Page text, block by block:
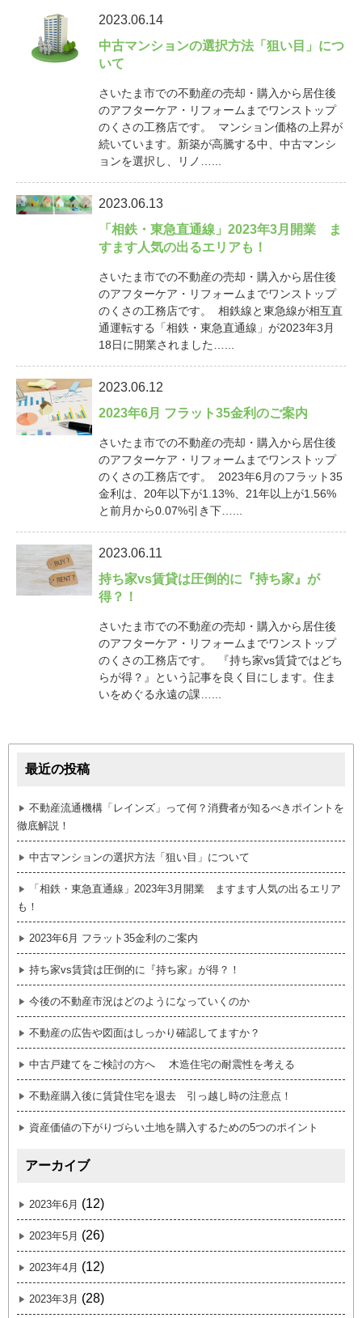
2023.06.14
中古マンションの選択方法「狙い目」につ
いて
さいたま市での不動産の売却・購入から居住後
のアフターケア・リフォームまでワンストップ
のくさの工務店です。 マンション価格の上昇が
続いています。新築が高騰する中、中古マンシ
ョンを選択し、リノ…...
2023.06.13
「相鉄・東急直通線」2023年3月開業 ま
すます人気の出るエリアも！
さいたま市での不動産の売却・購入から居住後
のアフターケア・リフォームまでワンストップ
のくさの工務店です。 相鉄線と東急線が相互直
通運転する「相鉄・東急直通線」が2023年3月
18日に開業されました…...
2023.06.12
2023年6月 フラット35金利のご案内
さいたま市での不動産の売却・購入から居住後
のアフターケア・リフォームまでワンストップ
のくさの工務店です。 2023年6月のフラット35
金利は、20年以下が1.13%、21年以上が1.56%
と前月から0.07%引き下…...
2023.06.11
持ち家vs賃貸は圧倒的に『持ち家』が
得？！
さいたま市での不動産の売却・購入から居住後
のアフターケア・リフォームまでワンストップ
のくさの工務店です。 『持ち家vs賃貸ではどち
らが得？』という記事を良く目にします。住ま
いをめぐる永遠の課…...
最近の投稿
不動産流通機構「レインズ」って何？消費者が知るべきポイントを
徹底解説！
中古マンションの選択方法「狙い目」について
「相鉄・東急直通線」2023年3月開業 ますます人気の出るエリア
も！
2023年6月 フラット35金利のご案内
持ち家vs賃貸は圧倒的に『持ち家』が得？！
今後の不動産市況はどのようになっていくのか
不動産の広告や図面はしっかり確認してますか？
中古戸建てをご検討の方へ 木造住宅の耐震性を考える
不動産購入後に賃貸住宅を退去 引っ越し時の注意点！
資産価値の下がりづらい土地を購入するための5つのポイント
アーカイブ
2023年6月 (12)
2023年5月 (26)
2023年4月 (12)
2023年3月 (28)